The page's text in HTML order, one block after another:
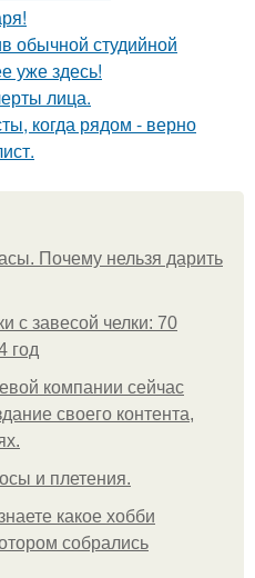
обычной студийной
уже здесь!
лица.
когда рядом - верно
Почему нельзя дарить
с завесой челки: 70
год
компании сейчас
своего контента,
и плетения.
какое хобби
собрались